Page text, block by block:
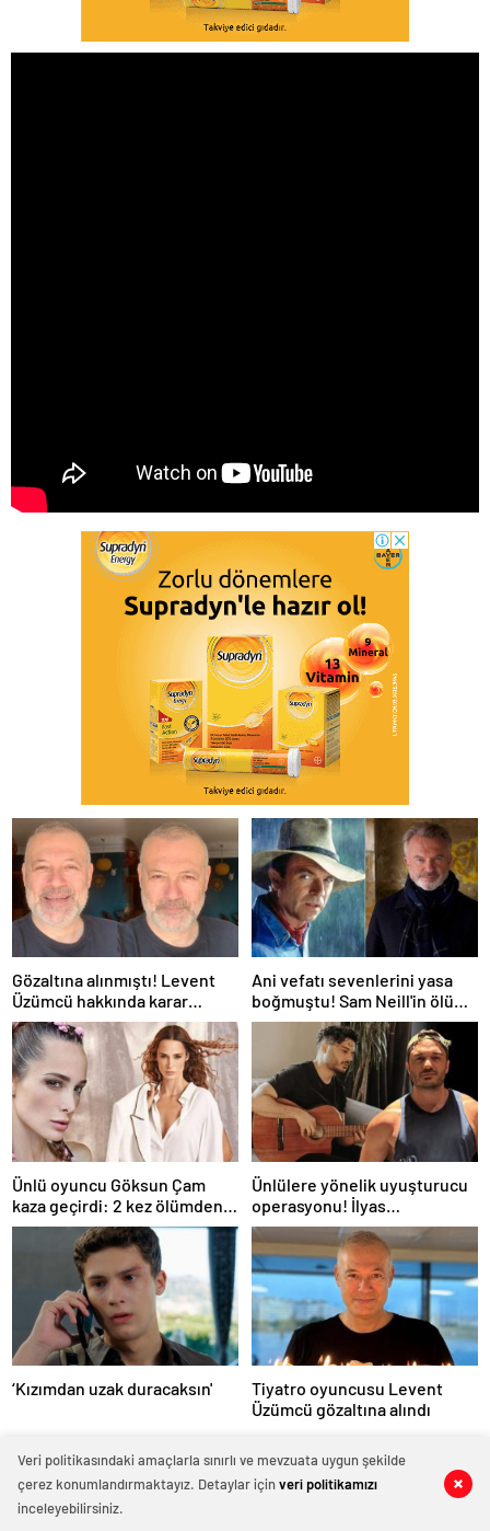
0 0
0 0
0 0
Gözaltına alınmıştı! Levent
Üzümcü hakkında karar
verildi
Ani vefatı sevenlerini yasa
boğmuştu! Sam Neill'in ölüm
nedeni belli oldu
Ünlü oyuncu Göksun Çam
kaza geçirdi: 2 kez ölümden
döndüm
Ünlülere yönelik uyuşturucu
operasyonu! İlyas
Yalçıntaş'tan ilk açıklama
‘Kızımdan uzak duracaksın'
Tiyatro oyuncusu Levent
Üzümcü gözaltına alındı
0 0
Veri politikasındaki amaçlarla sınırlı ve mevzuata uygun şekilde
çerez konumlandırmaktayız. Detaylar içinveri politikamızı
inceleyebilirsiniz.